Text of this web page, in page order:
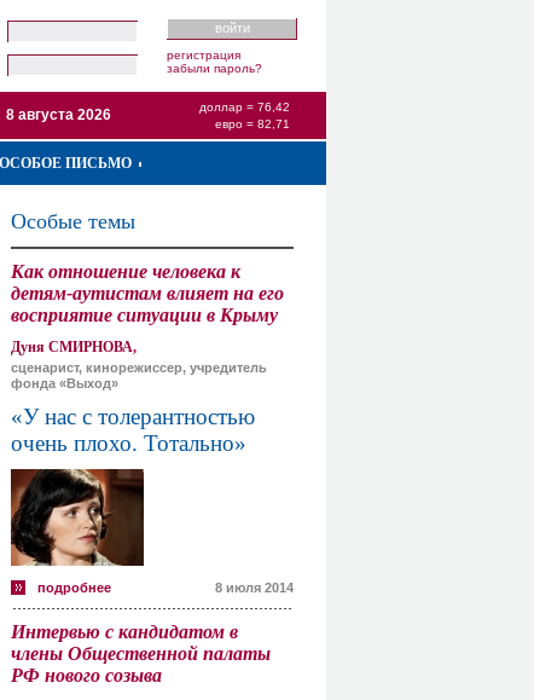
регистрация
забыли пароль?
доллар = 76,42
евро = 82,71
8 августа 2026
ОСОБОЕ ПИСЬМО
Особые темы
Как отношение человека к
детям-аутистам влияет на его
восприятие ситуации в Крыму
Дуня СМИРНОВА,
сценарист, кинорежиссер, учредитель
фонда «Выход»
«У нас с толерантностью
очень плохо. Тотально»
подробнее 8 июля 2014
Интервью с кандидатом в
члены Общественной палаты
РФ нового созыва